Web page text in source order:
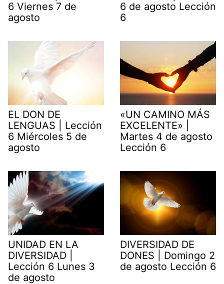
6 Viernes 7 de
agosto
6 de agosto Lección
6
EL DON DE
LENGUAS | Lección
6 Miércoles 5 de
agosto
«UN CAMINO MÁS
EXCELENTE» |
Martes 4 de agosto
Lección 6
UNIDAD EN LA
DIVERSIDAD |
Lección 6 Lunes 3
de agosto
DIVERSIDAD DE
DONES | Domingo 2
de agosto Lección 6